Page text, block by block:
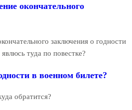
окончательного
заключения о годности
туда по повестке?
в военном билете?
обратится?